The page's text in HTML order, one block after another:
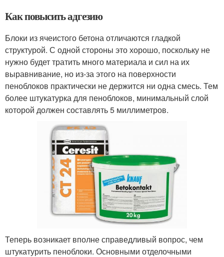
Как повысить адгезию
Блоки из ячеистого бетона отличаются гладкой
структурой. С одной стороны это хорошо, поскольку не
нужно будет тратить много материала и сил на их
выравнивание, но из-за этого на поверхности
пеноблоков практически не держится ни одна смесь. Тем
более штукатурка для пеноблоков, минимальный слой
которой должен составлять 5 миллиметров.
Теперь возникает вполне справедливый вопрос, чем
штукатурить пеноблоки. Основными отделочными